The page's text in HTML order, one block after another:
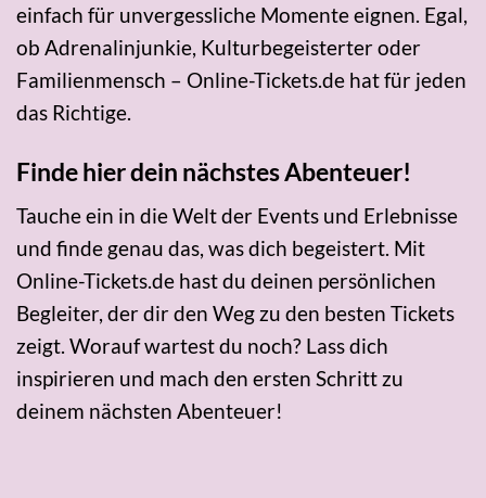
einfach für unvergessliche Momente eignen. Egal,
ob Adrenalinjunkie, Kulturbegeisterter oder
Familienmensch – Online-Tickets.de hat für jeden
das Richtige.
Finde hier dein nächstes Abenteuer!
Tauche ein in die Welt der Events und Erlebnisse
und finde genau das, was dich begeistert. Mit
Online-Tickets.de hast du deinen persönlichen
Begleiter, der dir den Weg zu den besten Tickets
zeigt. Worauf wartest du noch? Lass dich
inspirieren und mach den ersten Schritt zu
deinem nächsten Abenteuer!